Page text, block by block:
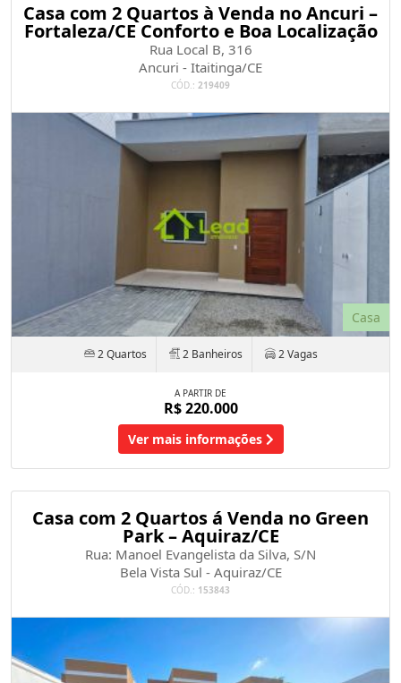
Casa com 2 Quartos à Venda no Ancuri –
Fortaleza/CE Conforto e Boa Localização
Rua Local B, 316
Ancuri - Itaitinga/CE
CÓD.: 219409
Casa
2 Quartos 2 Banheiros 2 Vagas
A PARTIR DE
R$ 220.000
Ver mais informações
Casa com 2 Quartos á Venda no Green
Park – Aquiraz/CE
Rua: Manoel Evangelista da Silva, S/N
Bela Vista Sul - Aquiraz/CE
CÓD.: 153843